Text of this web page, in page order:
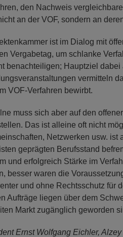
den Nachweis
an der VOF, sondern an
ist im Dialog mit
Vergabetag, um schlanke
benachteiligen; Hauptziel
vermitteln
VOF-Verfahren bewirbt.
muss sich aber auf den
Das ist alleine oft nicht
Netzwerken usw. ist
geprägten Berufsstand
und erfolgreich Stärke im
besser waren die
und ohne Rechtsschutz für
Aufträge liegen über dem
Markt zugänglich geworden
Ernst Wolfgang Eichler, Alzey